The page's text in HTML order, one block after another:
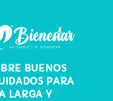
BUENOS
PARA
LARGA Y